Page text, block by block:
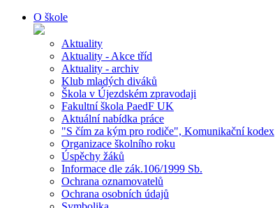
O škole
Aktuality
Aktuality - Akce tříd
Aktuality - archiv
Klub mladých diváků
Škola v Újezdském zpravodaji
Fakultní škola PaedF UK
Aktuální nabídka práce
"S čím za kým pro rodiče", Komunikační kodex
Organizace školního roku
Úspěchy žáků
Informace dle zák.106/1999 Sb.
Ochrana oznamovatelů
Ochrana osobních údajů